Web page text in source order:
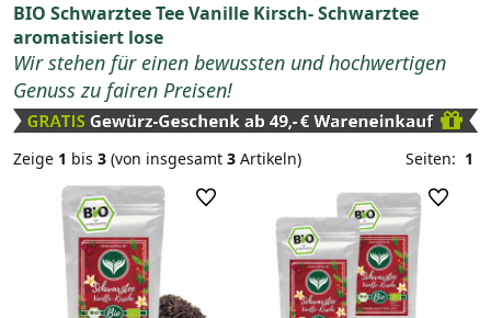
BIO Schwarztee Tee Vanille Kirsch- Schwarztee
aromatisiert lose
Wir stehen für einen bewussten und hochwertigen
Genuss zu fairen Preisen!
Zeige 1 bis 3 (von insgesamt 3 Artikeln) Seiten: 1